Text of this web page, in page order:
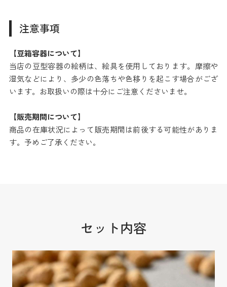
注意事項
【豆箱容器について】
当店の豆型容器の絵柄は、絵具を使用しております。摩擦や
湿気などにより、多少の色落ちや色移りを起こす場合がござ
います。お取扱いの際は十分にご注意くださいませ。
【販売期間について】
商品の在庫状況によって販売期間は前後する可能性がありま
す。予めご了承ください。
セット内容